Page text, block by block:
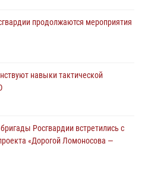
продолжаются мероприятия
навыки тактической
Росгвардии встретились с
«Дорогой Ломоносова —